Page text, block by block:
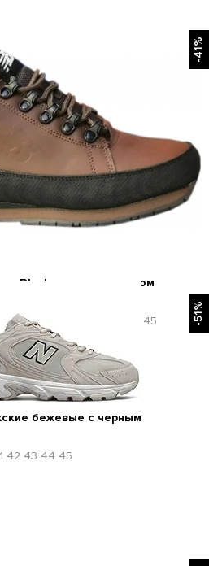
-41%
Black кожаные с мехом
37 38 45 -51%
бежевые с черным
42 43 44 45